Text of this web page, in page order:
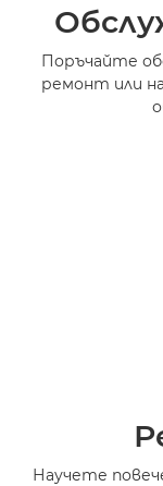
Поръчайте
ремонт или
Научете